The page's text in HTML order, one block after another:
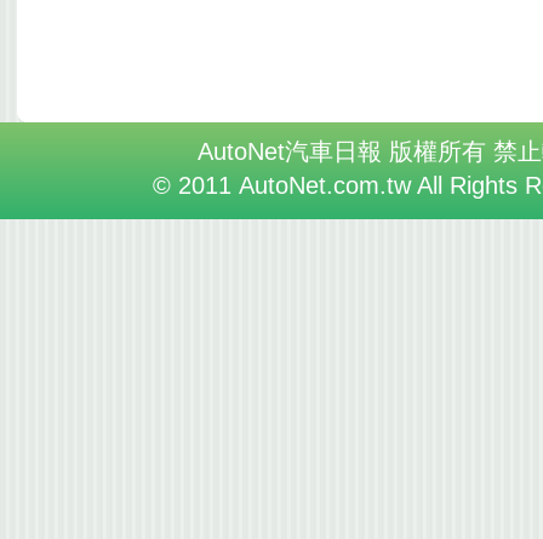
AutoNet汽車日報 版權所有 禁
© 2011 AutoNet.com.tw All Rights